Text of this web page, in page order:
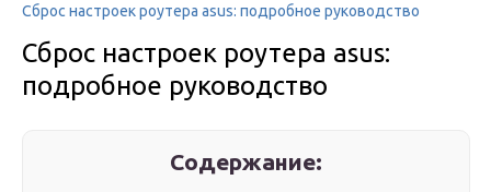
Сброс настроек роутера asus: подробное руководство
Сброс настроек роутера asus:
подробное руководство
Содержание: